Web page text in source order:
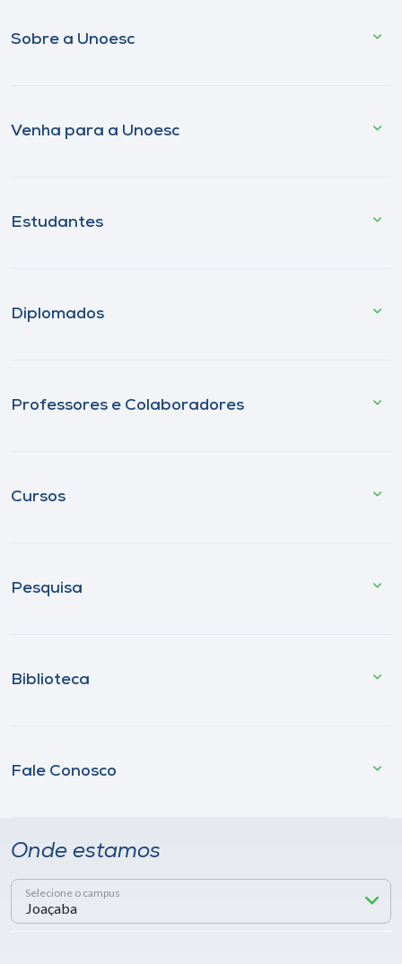
Sobre a Unoesc
Venha para a Unoesc
Estudantes
Diplomados
Professores e Colaboradores
Cursos
Pesquisa
Biblioteca
Fale Conosco
Onde estamos
Selecione o campus